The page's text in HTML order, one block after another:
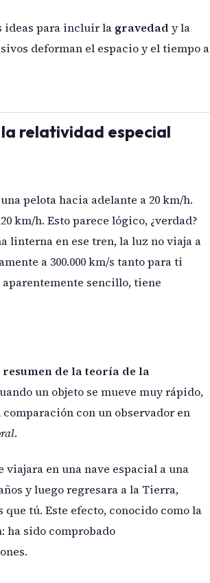
ideas para incluir la gravedad y la
deforman el espacio y el tiempo a
relatividad especial
pelota hacia adelante a 20 km/h.
km/h. Esto parece lógico, ¿verdad?
linterna en ese tren, la luz no viaja a
a 300.000 km/s tanto para ti
aparentemente sencillo, tiene
resumen de la teoría de la
un objeto se mueve muy rápido,
con un observador en
.
en una nave espacial a una
y luego regresara a la Tierra,
tú. Este efecto, conocido como la
ha sido comprobado